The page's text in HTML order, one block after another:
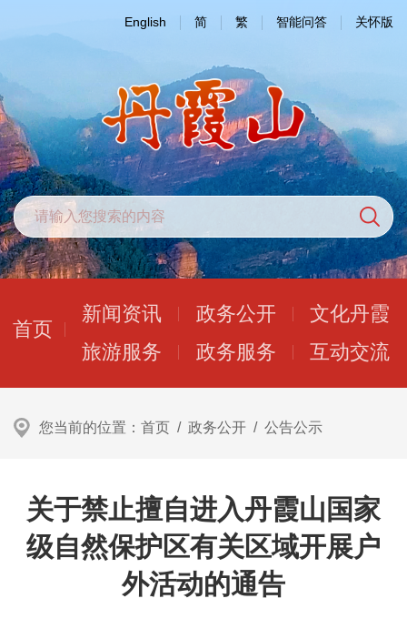
English 简 繁 智能问答 关怀版
首页
新闻资讯 政务公开
文化丹霞
旅游服务
政务服务 互动交流
您当前的位置： 首页 / 政务公开 / 公告公示
关于禁止擅自进入丹霞山国家
级自然保护区有关区域开展户
外活动的通告